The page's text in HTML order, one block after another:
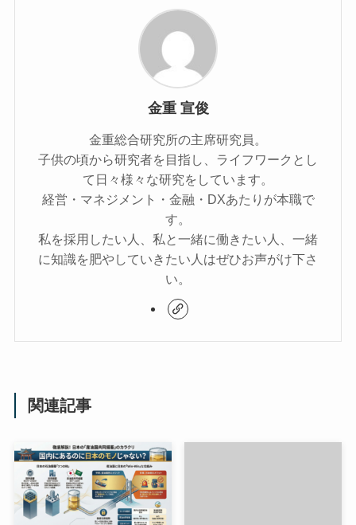
金重 宣俊
金重総合研究所の主席研究員。
子供の頃から研究者を目指し、ライフワークとし
て日々様々な研究をしています。
経営・マネジメント・金融・DXあたりが本職で
す。
私を採用したい人、私と一緒に働きたい人、一緒
に知識を肥やしていきたい人はぜひお声がけ下さ
い。
関連記事